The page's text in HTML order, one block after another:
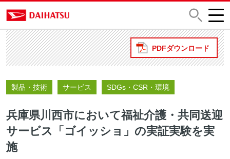
PDFダウンロード
製品・技術 サービス SDGs・CSR・環境
兵庫県川西市において福祉介護・共同送迎
サービス「ゴイッショ」の実証実験を実
施